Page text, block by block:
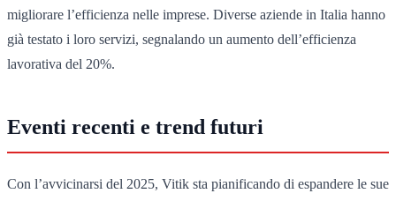
migliorare l’efficienza nelle imprese. Diverse aziende in Italia hanno
già testato i loro servizi, segnalando un aumento dell’efficienza
lavorativa del 20%.
Eventi recenti e trend futuri
Con l’avvicinarsi del 2025, Vitik sta pianificando di espandere le sue